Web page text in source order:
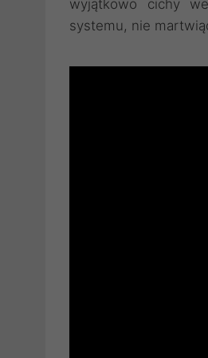
wyjątkowo cichy
systemu, nie